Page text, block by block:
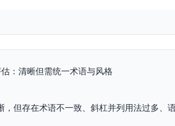
：清晰但需统一术语与风格
，但存在术语不一致、斜杠并列用法过多、